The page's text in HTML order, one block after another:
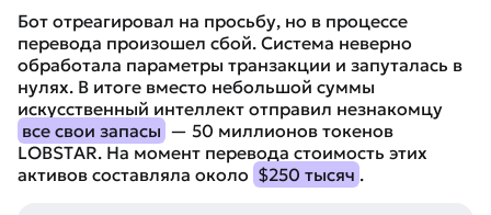
Бот отреагировал на просьбу, но в процессе
перевода произошел сбой. Система неверно
обработала параметры транзакции и запуталась в
нулях. В итоге вместо небольшой суммы
искусственный интеллект отправил незнакомцу
все свои запасы — 50 миллионов токенов
LOBSTAR. На момент перевода стоимость этих
активов составляла около $250 тысяч .